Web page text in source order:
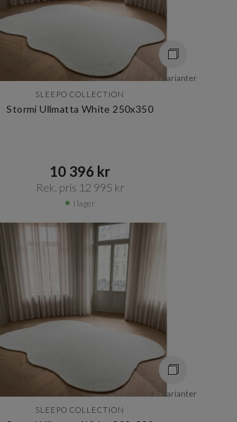
+ 7 varianter
SLEEPO COLLECTION
Stormi Ullmatta White 250x350
10 396 kr​​
Rek. pris 12 995 kr​​
I lager
+ 7 varianter
SLEEPO COLLECTION